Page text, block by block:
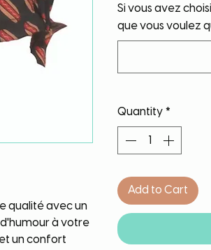
qualité avec un
à votre
un confort
Si vous avez
que vous voulez
Quantity *
Add to Cart